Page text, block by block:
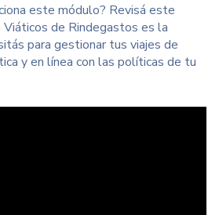
este módulo? Revisá este
de Rindegastos es la
para gestionar tus viajes de
y en línea con las políticas de tu